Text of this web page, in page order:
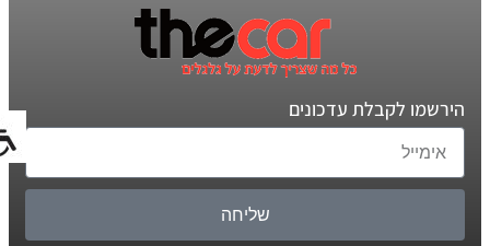
הירשמו לקבלת עדכונים
שליחה